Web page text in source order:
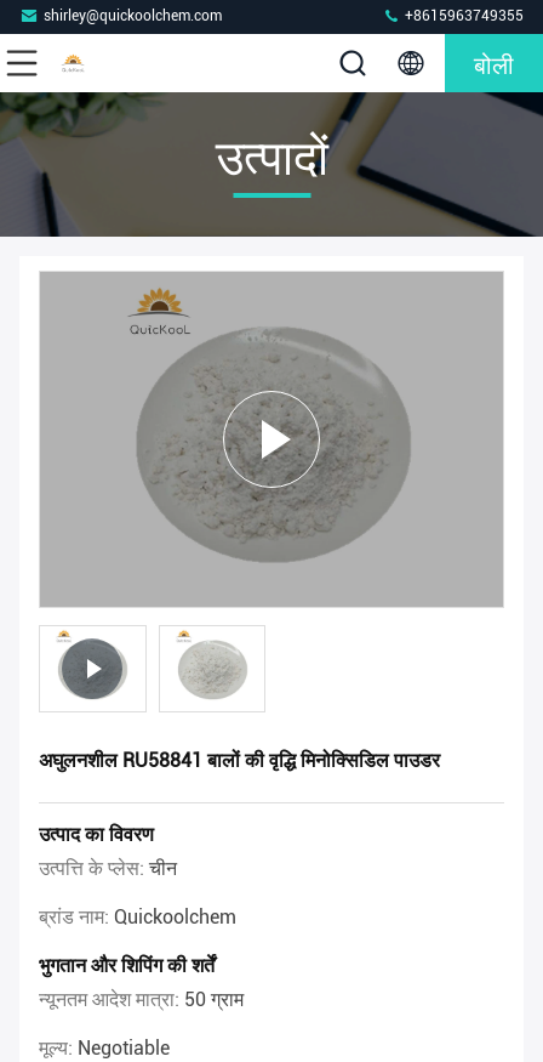
shirley@quickoolchem.com +8615963749355
बोली
उत्पादों
अघुलनशील RU58841 बालों की वृद्धि मिनोक्सिडिल पाउडर
उत्पाद का विवरण
उत्पत्ति के प्लेस:चीन
ब्रांड नाम: Quickoolchem
भुगतान और शिपिंग की शर्तें
न्यूनतम आदेश मात्रा: 50 ग्राम
मूल्य: Negotiable